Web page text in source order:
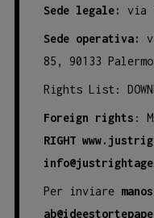
Sede legale: via
Sede operativa:
85, 90133 Palermo
Rights List:
Foreign rights :
RIGHT
Per inviare